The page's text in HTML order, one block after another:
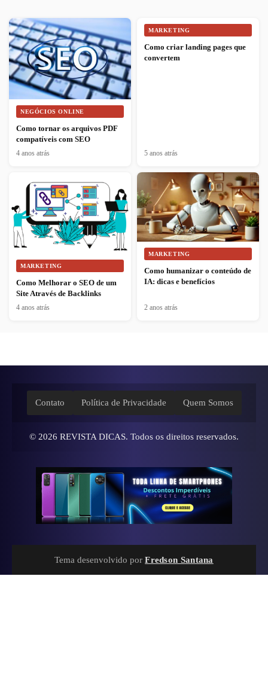
NEGÓCIOS ONLINE
Como tornar os arquivos PDF
compatíveis com SEO
4 anos atrás
MARKETING
Como criar landing pages que
convertem
5 anos atrás
MARKETING
Como Melhorar o SEO de um
Site Através de Backlinks
4 anos atrás
MARKETING
Como humanizar o conteúdo de
IA: dicas e benefícios
2 anos atrás
Contato Política de Privacidade Quem Somos
© 2026 REVISTA DICAS. Todos os direitos reservados.
Tema desenvolvido por Fredson Santana